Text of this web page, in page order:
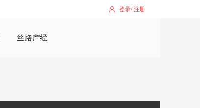
登录/注册
丝路产经